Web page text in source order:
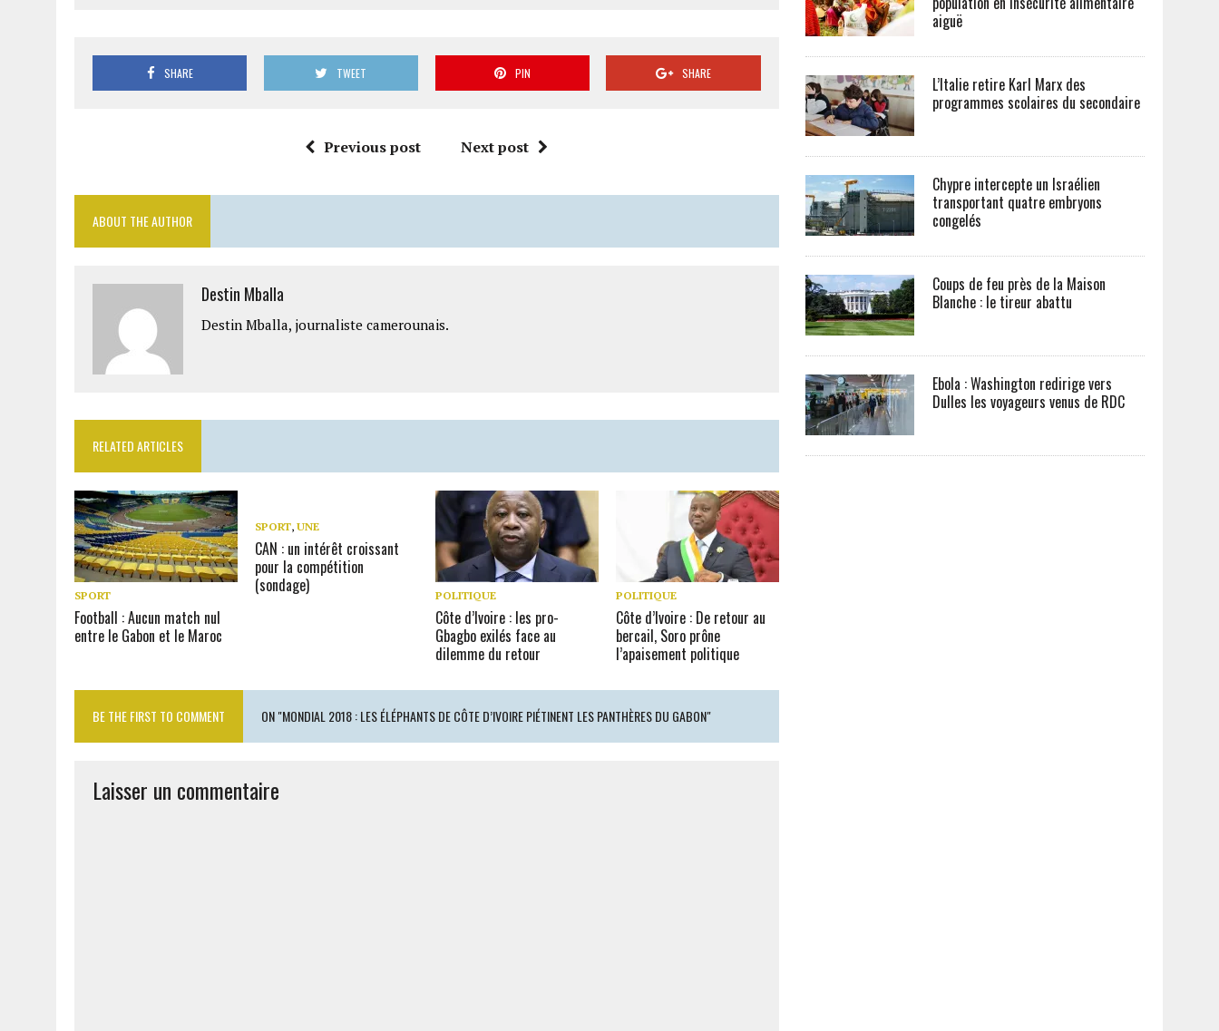
SHARE TWEET PIN SHARE
Previous post Next post
ABOUT THE AUTHOR
Destin Mballa
Destin Mballa, journaliste camerounais.
RELATED ARTICLES
SPORT
Football : Aucun match nul
entre le Gabon et le Maroc
SPORT,UNE
CAN : un intérêt croissant
pour la compétition
(sondage)
POLITIQUE
Côte d’Ivoire : les pro-
Gbagbo exilés face au
dilemme du retour
POLITIQUE
Côte d’Ivoire : De retour au
bercail, Soro prône
l’apaisement politique
BE THE FIRST TO COMMENT ON "MONDIAL 2018 : LES ÉLÉPHANTS DE CÔTE D’IVOIRE PIÉTINENT LES PANTHÈRES DU GABON"
Laisser un commentaire
aiguë
L’Italie retire Karl Marx des
programmes scolaires du secondaire
Chypre intercepte un Israélien
transportant quatre embryons
congelés
Coups de feu près de la Maison
Blanche : le tireur abattu
Ebola : Washington redirige vers
Dulles les voyageurs venus de RDC